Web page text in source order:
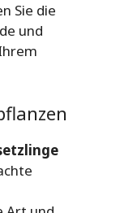
Sie die
und